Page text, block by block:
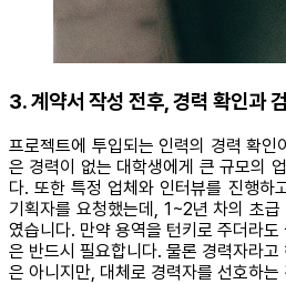
3. 계약서 작성 전후, 경력 확인과
프로젝트에 투입되는 인력의 경력 확인
은 경력이 없는 대학생에게 큰 규모의
다. 또한 특정 업체와 인터뷰를 진행하
기획자를 요청했는데, 1~2년 차의 초
였습니다. 만약 용역을 턴키로 주더라
은 반드시 필요합니다. 물론 경력자라
은 아니지만, 대체로 경력자를 선호하는